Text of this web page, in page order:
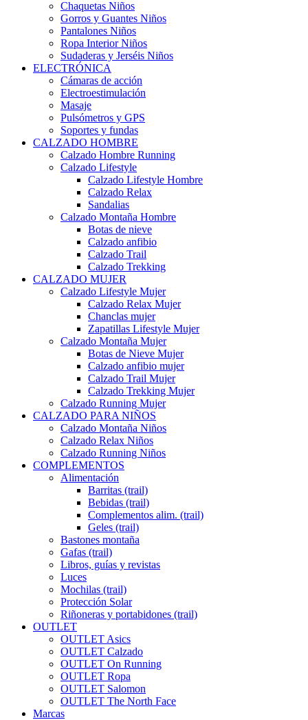
Chaquetas Niños
Gorros y Guantes Niños
Pantalones Niños
Ropa Interior Niños
Sudaderas y Jerséis Niños
ELECTRÓNICA
Cámaras de acción
Electroestimulación
Masaje
Pulsómetros y GPS
Soportes y fundas
CALZADO HOMBRE
Calzado Hombre Running
Calzado Lifestyle
Calzado Lifestyle Hombre
Calzado Relax
Sandalias
Calzado Montaña Hombre
Botas de nieve
Calzado anfibio
Calzado Trail
Calzado Trekking
CALZADO MUJER
Calzado Lifestyle Mujer
Calzado Relax Mujer
Chanclas mujer
Zapatillas Lifestyle Mujer
Calzado Montaña Mujer
Botas de Nieve Mujer
Calzado anfibio mujer
Calzado Trail Mujer
Calzado Trekking Mujer
Calzado Running Mujer
CALZADO PARA NIÑOS
Calzado Montaña Niños
Calzado Relax Niños
Calzado Running Niños
COMPLEMENTOS
Alimentación
Barritas (trail)
Bebidas (trail)
Complementos alim. (trail)
Geles (trail)
Bastones montaña
Gafas (trail)
Libros, guías y revistas
Luces
Mochilas (trail)
Protección Solar
Riñoneras y portabidones (trail)
OUTLET
OUTLET Asics
OUTLET Calzado
OUTLET On Running
OUTLET Ropa
OUTLET Salomon
OUTLET The North Face
Marcas